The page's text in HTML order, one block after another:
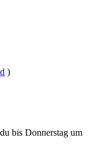
)
bis Donnerstag um